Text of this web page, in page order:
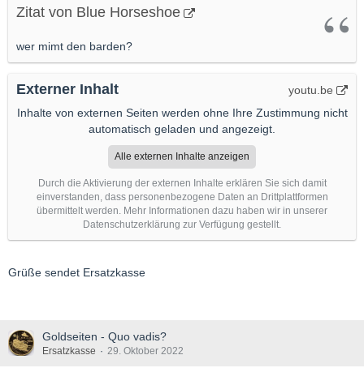
Zitat von Blue Horseshoe
wer mimt den barden?
Externer Inhalt
youtu.be
Inhalte von externen Seiten werden ohne Ihre Zustimmung nicht
automatisch geladen und angezeigt.
Alle externen Inhalte anzeigen
Durch die Aktivierung der externen Inhalte erklären Sie sich damit
einverstanden, dass personenbezogene Daten an Drittplattformen
übermittelt werden. Mehr Informationen dazu haben wir in unserer
Datenschutzerklärung zur Verfügung gestellt.
Grüße sendet Ersatzkasse
Goldseiten - Quo vadis?
Ersatzkasse 29. Oktober 2022